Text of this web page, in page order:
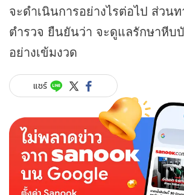
จะดำเนินการอย่างไรต่อไป ส่วน
ตำรวจ ยืนยันว่า จะดูแลรักษาหีบ
อย่างเข้มงวด
แชร์